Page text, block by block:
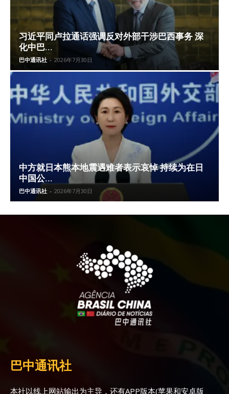
习近平同卢拉通话强调反对外部干涉巴西事务 深
化中巴...
巴中通讯社 - 2026年7月30日
中方就日本熊本地震遇难者表示哀悼 持续为在日
中国公...
巴中通讯社 - 2026年7月30日
巴中通讯社
本社以线上网站输出为主导，还有APP版本(苹果和安卓版